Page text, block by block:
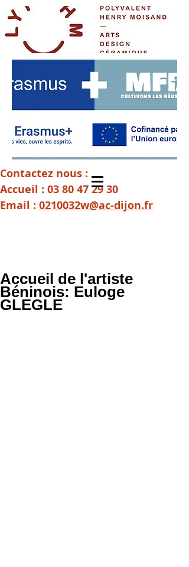
Contactez nous :
Accueil : 03 80 47 29 30
Email : 0210032w@ac-dijon.fr
Accueil de l'artiste
Béninois: Euloge
GLEGLE